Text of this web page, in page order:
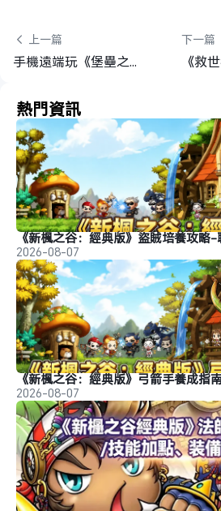
上一篇
手機遠端玩《堡壘之夜》PC 版 完整教學｜隨時隨地體驗大逃殺對戰
下一篇
熱門資訊
2026-08-07
2026-08-07